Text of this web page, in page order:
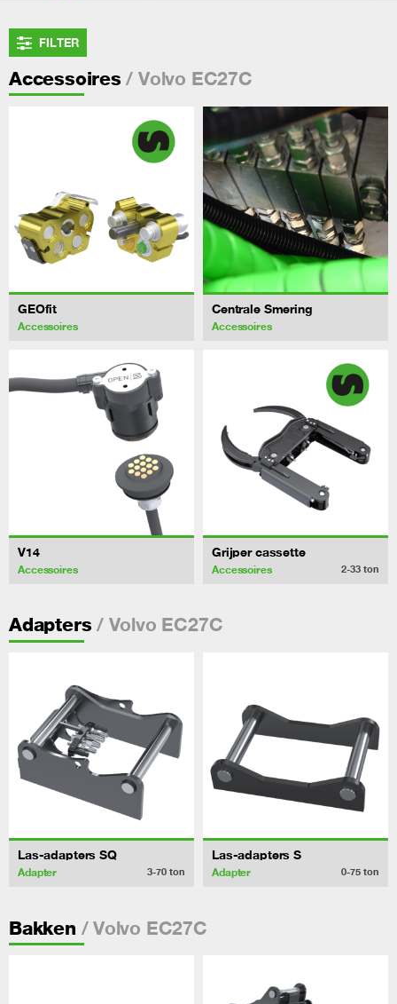
FILTER
Accessoires / Volvo EC27C
GEOfit
Accessoires
Centrale Smering
Accessoires
V14
Accessoires
Grijper cassette
Accessoires 2-33 ton
Adapters / Volvo EC27C
Las-adapters SQ
Adapter 3-70 ton
Las-adapters S
Adapter 0-75 ton
Bakken / Volvo EC27C